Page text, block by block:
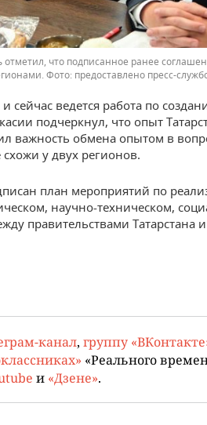
что подписанное ранее
предоставлено пресс-
сейчас ведется работа по
подчеркнул, что опыт
важность обмена опытом в
у двух регионов.
план мероприятий по
научно-техническом,
правительствами Татарстана
канал, группу
«Реального
и «Дзене».